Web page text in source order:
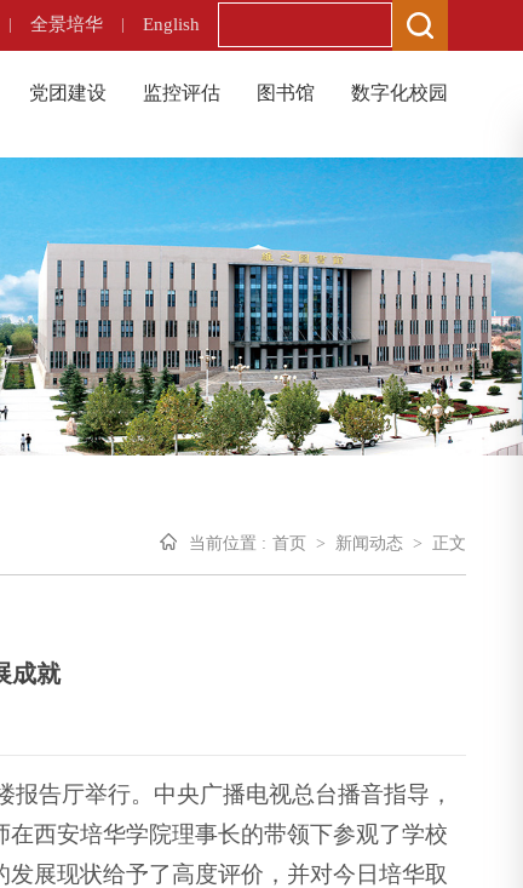
| 全景培华 | English
党团建设 监控评估 图书馆 数字化校园
当前位置 : 首页 > 新闻动态 > 正文
成就
告厅举行。中央广播电视总台播音指导，
西安培华学院理事长的带领下参观了学校
展现状给予了高度评价，并对今日培华取